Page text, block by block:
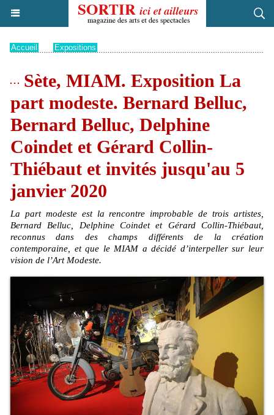
Accueil Expositions
Sète, MIAM. Exposition La
part modeste. Bernard Belluc,
Bernard Belluc, Delphine
Coindet et Gérard Collin-
Thiébaut et invités jusqu'au 5
janvier 2020
La part modeste est la rencontre improbable de trois artistes,
Bernard Belluc, Delphine Coindet et Gérard Collin-Thiébaut,
reconnus dans des champs différents de la création
contemporaine, et que le MIAM a décidé d’interpeller sur leur
vision de l’Art Modeste.